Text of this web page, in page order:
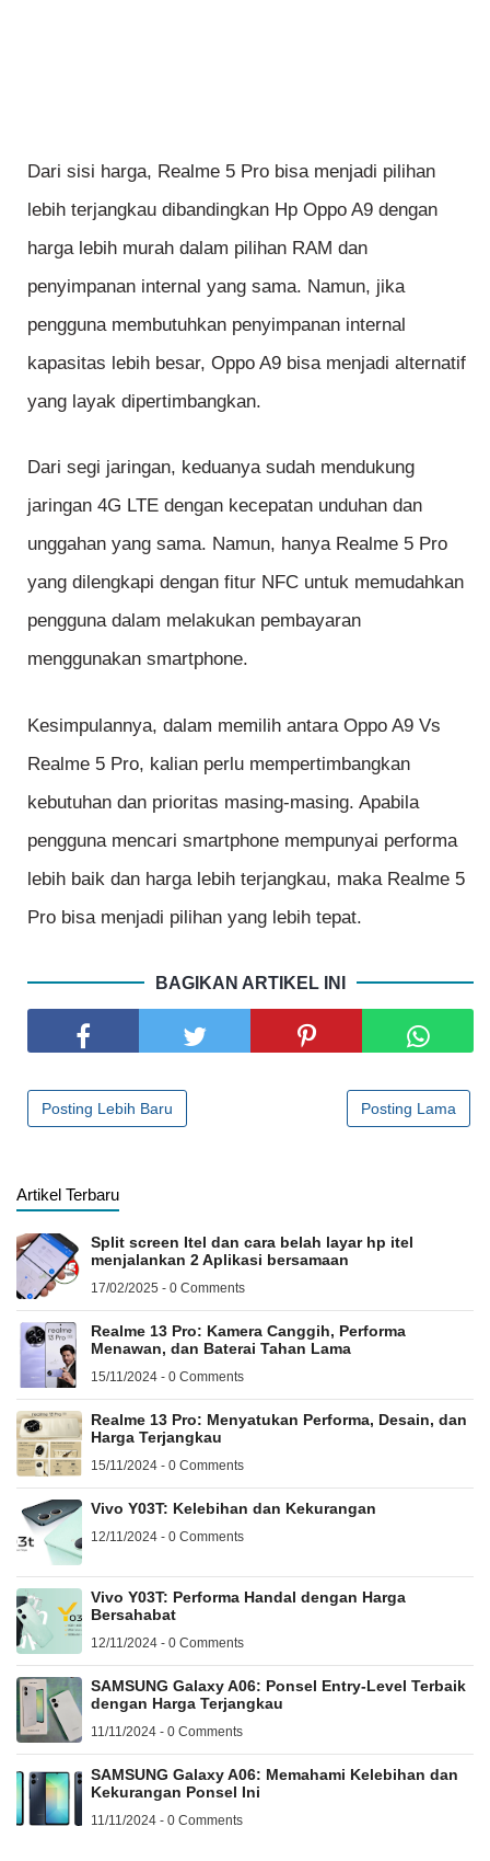
Dari sisi harga, Realme 5 Pro bisa menjadi pilihan
lebih terjangkau dibandingkan Hp Oppo A9 dengan
harga lebih murah dalam pilihan RAM dan
penyimpanan internal yang sama. Namun, jika
pengguna membutuhkan penyimpanan internal
kapasitas lebih besar, Oppo A9 bisa menjadi alternatif
yang layak dipertimbangkan.
Dari segi jaringan, keduanya sudah mendukung
jaringan 4G LTE dengan kecepatan unduhan dan
unggahan yang sama. Namun, hanya Realme 5 Pro
yang dilengkapi dengan fitur NFC untuk memudahkan
pengguna dalam melakukan pembayaran
menggunakan smartphone.
Kesimpulannya, dalam memilih antara Oppo A9 Vs
Realme 5 Pro, kalian perlu mempertimbangkan
kebutuhan dan prioritas masing-masing. Apabila
pengguna mencari smartphone mempunyai performa
lebih baik dan harga lebih terjangkau, maka Realme 5
Pro bisa menjadi pilihan yang lebih tepat.
BAGIKAN ARTIKEL INI
Posting Lebih Baru Posting Lama
Artikel Terbaru
Split screen Itel dan cara belah layar hp itel
menjalankan 2 Aplikasi bersamaan
17/02/2025 - 0 Comments
Realme 13 Pro: Kamera Canggih, Performa
Menawan, dan Baterai Tahan Lama
15/11/2024 - 0 Comments
Realme 13 Pro: Menyatukan Performa, Desain, dan
Harga Terjangkau
15/11/2024 - 0 Comments
Vivo Y03T: Kelebihan dan Kekurangan
12/11/2024 - 0 Comments
Vivo Y03T: Performa Handal dengan Harga
Bersahabat
12/11/2024 - 0 Comments
SAMSUNG Galaxy A06: Ponsel Entry-Level Terbaik
dengan Harga Terjangkau
11/11/2024 - 0 Comments
SAMSUNG Galaxy A06: Memahami Kelebihan dan
Kekurangan Ponsel Ini
11/11/2024 - 0 Comments